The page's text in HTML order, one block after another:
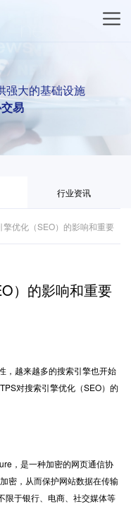
强大的基础设施
易
行业资讯
擎优化（SEO）的影响和重要
）的影响和重要
，越来越多的搜索引擎也开始
对搜索引擎优化（SEO）的
，是一种加密的网页通信协
密，从而保护网站数据在传输
限于银行、电商、社交媒体等